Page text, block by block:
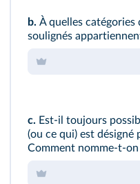
b. À quelles catégories
soulignés
c. Est‑il toujours
(ou ce qui) est désigné
Comment